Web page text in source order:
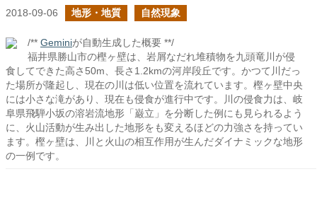
2018-09-06 地形・地質 自然現象
/** Geminiが自動生成した概要 **/
福井県勝山市の樫ヶ壁は、岩屑なだれ堆積物を九頭竜川が侵
食してできた高さ50m、長さ1.2kmの河岸段丘です。かつて川だっ
た場所が隆起し、現在の川は低い位置を流れています。樫ヶ壁中央
には小さな滝があり、現在も侵食が進行中です。川の侵食力は、岐
阜県飛騨小坂の溶岩流地形「巌立」を分断した例にも見られるよう
に、火山活動が生み出した地形をも変えるほどの力強さを持ってい
ます。樫ヶ壁は、川と火山の相互作用が生んだダイナミックな地形
の一例です。